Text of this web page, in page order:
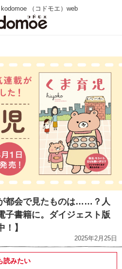
（コドモエ）web
都会で見たものは……？人
子書籍に。ダイジェスト版
】
2025年2月25日
読みたい